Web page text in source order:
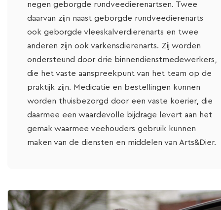
negen geborgde rundveedierenartsen. Twee
daarvan zijn naast geborgde rundveedierenarts
ook geborgde vleeskalverdierenarts en twee
anderen zijn ook varkensdierenarts. Zij worden
ondersteund door drie binnendienstmedewerkers,
die het vaste aanspreekpunt van het team op de
praktijk zijn. Medicatie en bestellingen kunnen
worden thuisbezorgd door een vaste koerier, die
daarmee een waardevolle bijdrage levert aan het
gemak waarmee veehouders gebruik kunnen
maken van de diensten en middelen van Arts&Dier.